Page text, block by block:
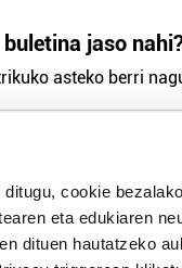
cookie
eta edukiaren
dituen hautatzeko
jaso
asteko berri